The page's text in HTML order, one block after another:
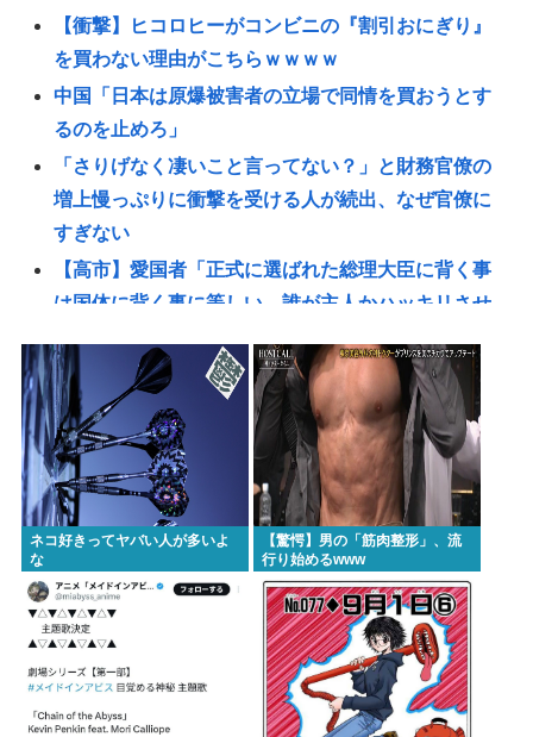
【衝撃】ヒコロヒーがコンビニの『割引おにぎり』
を買わない理由がこちらｗｗｗｗ
中国「日本は原爆被害者の立場で同情を買おうとす
るのを止めろ」
「さりげなく凄いこと言ってない？」と財務官僚の
増上慢っぷりに衝撃を受ける人が続出、なぜ官僚に
すぎない
【高市】愛国者「正式に選ばれた総理大臣に背く事
は国体に背く事に等しい。誰が主人かハッキリさせ
リンゴ・スター⬅︎この人だけソロがしょぼいみたいな
風潮あるじゃないですか
【スペインが不法移民50万人を合法化】「富の象
徴」に掲示板「奴隷制の誕生かよ」
【朗報画像】現役JKママ、とんでもない事になって
しまうwww 【Pickup07091604】
コメ卸大手さん、営業利益83%減 高値で買い込んだ
米が売れず「損切り祭り」開幕へ
新幹線の指定席…早めに予約した通路側の席に、見
知らぬ母子が。車掌の呼びかけにも「目を閉じて無
視」して居座られました。無理やり奪われた席は、
ネコ好きってヤバい人が多いよ
な
【驚愕】男の「筋肉整形」、流
行り始めるwww